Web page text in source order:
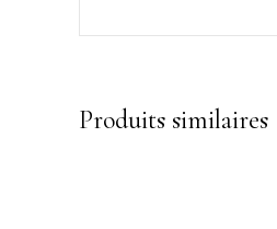
Produits similaires